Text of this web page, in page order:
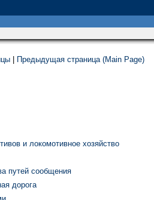
Предыдущая страница (Main Page)
и локомотивное хозяйство
путей сообщения
дорога